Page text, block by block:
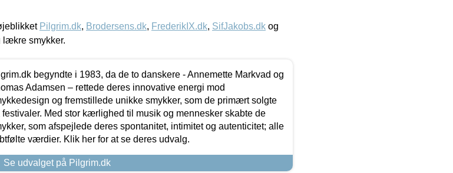
Pilgrim.dk, Brodersens.dk, FrederikIX.dk, SifJakobs.dk og
lækre smykker.
begyndte i 1983, da de to danskere - Annemette Markvad og
Adamsen – rettede deres innovative energi mod
og fremstillede unikke smykker, som de primært solgte
festivaler. Med stor kærlighed til musik og mennesker skabte de
som afspejlede deres spontanitet, intimitet og autenticitet; alle
værdier. Klik her for at se deres udvalg.
Se udvalget på Pilgrim.dk